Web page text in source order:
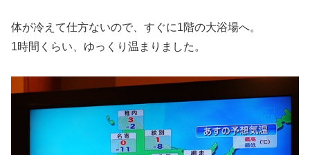
体が冷えて仕方ないので、すぐに1階の大浴場へ。
1時間くらい、ゆっくり温まりました。